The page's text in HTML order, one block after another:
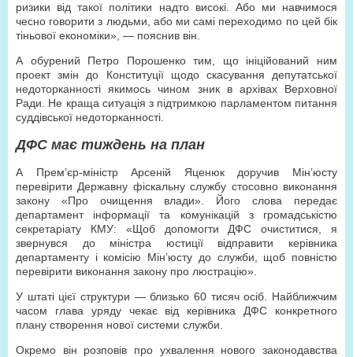
ризики від такої політики надто високі. Або ми навчимося
чесно говорити з людьми, або ми самі переходимо по цей бік
тіньової економіки», — пояснив він.
А обурений Петро Порошенко тим, що ініційований ним
проект змін до Конституції щодо скасування депутатської
недоторканності якимось чином зник в архівах Верховної
Ради. Не краща ситуація з підтримкою парламентом питання
суддівської недоторканності.
ДФС має тиждень на план
А Прем’єр-міністр Арсеній Яценюк доручив Мін’юсту
перевірити Державну фіскальну службу стосовно виконання
закону «Про очищення влади». Його слова передає
департамент інформації та комунікацій з громадськістю
секретаріату КМУ: «Щоб допомогти ДФС очиститися, я
звернувся до міністра юстиції відправити керівника
департаменту і комісію Мін’юсту до служби, щоб повністю
перевірити виконання закону про люстрацію».
У штаті цієї структури — близько 60 тисяч осіб. Найближчим
часом глава уряду чекає від керівника ДФС конкретного
плану створення нової системи служби.
Окремо він розповів про ухвалення нового законодавства